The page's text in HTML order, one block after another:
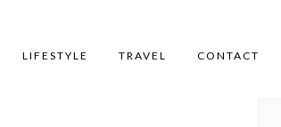
LIFESTYLE TRAVEL CONTACT